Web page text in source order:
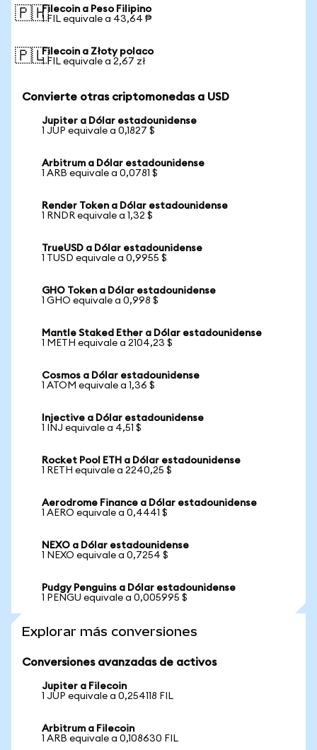
🇵🇭Filecoin a Peso Filipino
1 FIL equivale a 43,64 ₱
🇵🇱Filecoin a Złoty polaco
1 FIL equivale a 2,67 zł
Convierte otras criptomonedas a USD
Jupiter a Dólar estadounidense
1 JUP equivale a 0,1827 $
Arbitrum a Dólar estadounidense
1 ARB equivale a 0,0781 $
Render Token a Dólar estadounidense
1 RNDR equivale a 1,32 $
TrueUSD a Dólar estadounidense
1 TUSD equivale a 0,9955 $
GHO Token a Dólar estadounidense
1 GHO equivale a 0,998 $
Mantle Staked Ether a Dólar estadounidense
1 METH equivale a 2104,23 $
Cosmos a Dólar estadounidense
1 ATOM equivale a 1,36 $
Injective a Dólar estadounidense
1 INJ equivale a 4,51 $
Rocket Pool ETH a Dólar estadounidense
1 RETH equivale a 2240,25 $
Aerodrome Finance a Dólar estadounidense
1 AERO equivale a 0,4441 $
NEXO a Dólar estadounidense
1 NEXO equivale a 0,7254 $
Pudgy Penguins a Dólar estadounidense
1 PENGU equivale a 0,005995 $
Explorar más conversiones
Conversiones avanzadas de activos
Jupiter a Filecoin
1 JUP equivale a 0,254118 FIL
Arbitrum a Filecoin
1 ARB equivale a 0,108630 FIL